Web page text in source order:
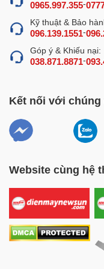
động ổn định trong
hay xuống cấp.
Thanh hàn
kiệm thời gian
Máy được trang bị 2
52cm, cách nhau
0965.997.355-
Kỹ thuật & Bảo
096.139.1551-
Góp ý & Khiếu nại:
038.871.8871-
Kết nối với chúng
Website cùng hệ